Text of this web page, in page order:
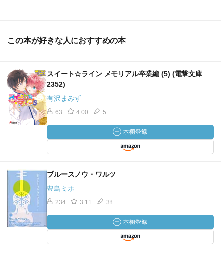
この本が好きな人におすすめの本
スイート☆ライン メモリアル卒業編 (5) (電撃文庫
2352)
有沢まみず
63 4.00 5
ブルースノウ・ワルツ
豊島ミホ
234 3.11 38